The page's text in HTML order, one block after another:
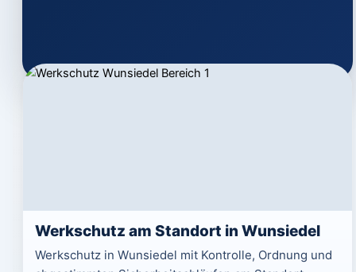
Werkschutz am Standort in Wunsiedel
Werkschutz in Wunsiedel mit Kontrolle, Ordnung und